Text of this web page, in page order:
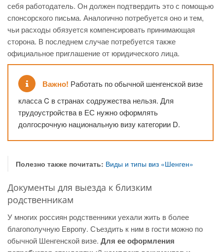
себя работодатель. Он должен подтвердить это с помощью
спонсорского письма. Аналогично потребуется оно и тем,
чьи расходы обязуется компенсировать принимающая
сторона. В последнем случае потребуется также
официальное приглашение от юридического лица.
Важно! Работать по обычной шенгенской визе
класса C в странах содружества нельзя. Для
трудоустройства в ЕС нужно оформлять
долгосрочную национальную визу категории D.
Полезно также почитать: Виды и типы виз «Шенген»
Документы для выезда к близким
родственникам
У многих россиян родственники уехали жить в более
благополучную Европу. Съездить к ним в гости можно по
обычной Шенгенской визе. Для ее оформления